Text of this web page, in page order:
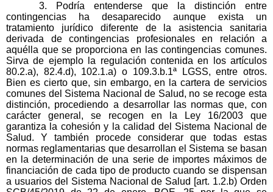
3. Podría entenderse que la distinción entre
contingencias ha desaparecido aunque exista un
tratamiento jurídico diferente de la asistencia sanitaria
derivada de contingencias profesionales en relación a
aquélla que se proporciona en las contingencias comunes.
Sirva de ejemplo la regulación contenida en los artículos
80.2.a), 82.4.d), 102.1.a) o 109.3.b.1ª LGSS, entre otros.
Bien es cierto que, sin embargo, en la cartera de servicios
comunes del Sistema Nacional de Salud, no se recoge esta
distinción, procediendo a desarrollar las normas que, con
carácter general, se recogen en la Ley 16/2003 que
garantiza la cohesión y la calidad del Sistema Nacional de
Salud. Y también procede considerar que todas estas
normas reglamentarias que desarrollan el Sistema se basan
en la determinación de una serie de importes máximos de
financiación de cada tipo de producto cuando se dispensan
a usuarios del Sistema Nacional de Salud [art. 1.2.b) Orden